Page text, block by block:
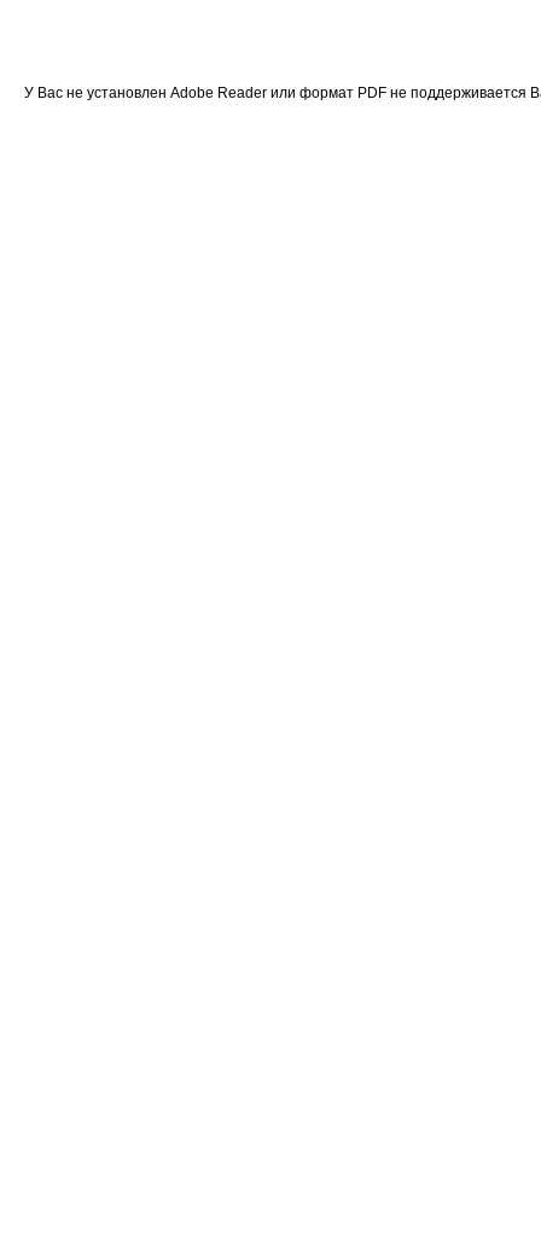
У Вас не установлен Adobe Reader или формат PDF не поддерживается